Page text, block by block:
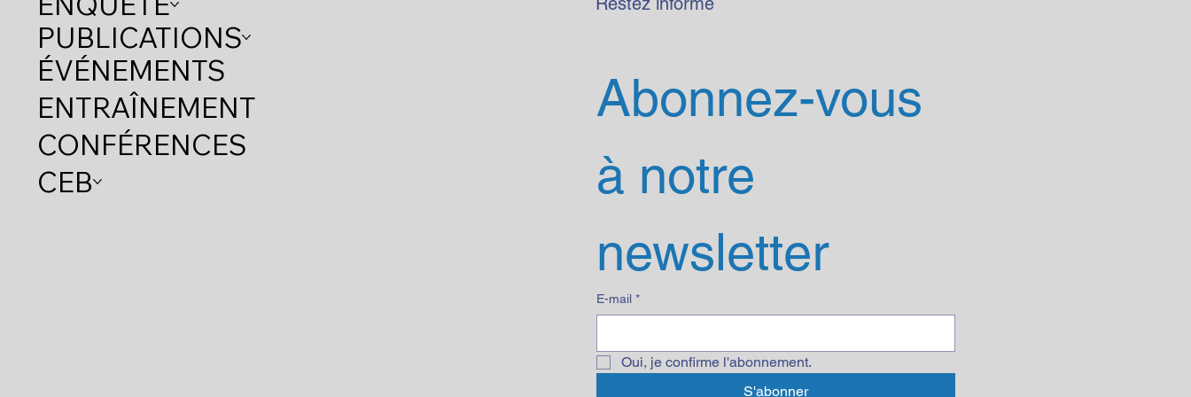
PUBLICATIONS
ÉVÉNEMENTS
ENTRAÎNEMENT
CONFÉRENCES
CEB
Abonnez-vous
à notre
newsletter
E-mail *
Oui, je confirme l'abonnement.
S'abonner